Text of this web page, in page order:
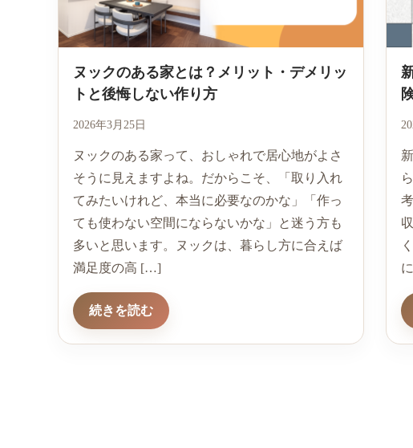
ヌックのある家とは？メリット・デメリッ
トと後悔しない作り方
2026年3月25日
ヌックのある家って、おしゃれで居心地がよさ
そうに見えますよね。だからこそ、「取り入れ
てみたいけれど、本当に必要なのかな」「作っ
ても使わない空間にならないかな」と迷う方も
多いと思います。ヌックは、暮らし方に合えば
満足度の高 […]
続きを読む